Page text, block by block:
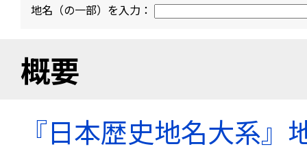
地名（の一部）を入力：
概要
『日本歴史地名大系